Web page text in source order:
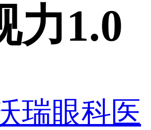
力1.0
瑞眼科医